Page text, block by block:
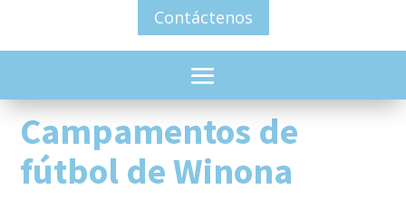
Contáctenos
Campamentos de
fútbol de Winona